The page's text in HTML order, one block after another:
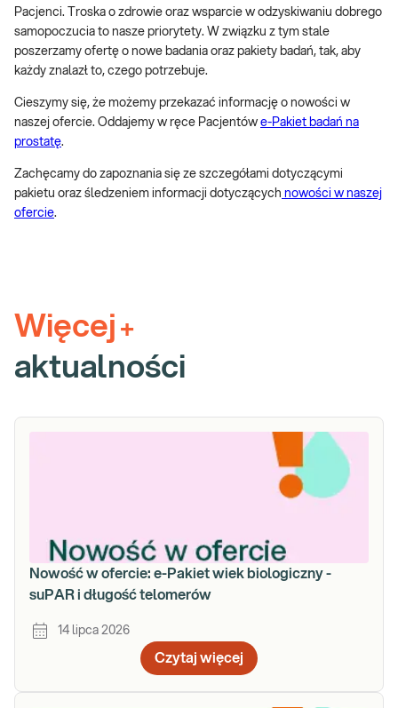
Pacjenci. Troska o zdrowie oraz wsparcie w odzyskiwaniu dobrego
samopoczucia to nasze priorytety. W związku z tym stale
poszerzamy ofertę o nowe badania oraz pakiety badań, tak, aby
każdy znalazł to, czego potrzebuje.
Cieszymy się, że możemy przekazać informację o nowości w
naszej ofercie. Oddajemy w ręce Pacjentów e-Pakiet badań na
prostatę.
Zachęcamy do zapoznania się ze szczegółami dotyczącymi
pakietu oraz śledzeniem informacji dotyczących nowości w naszej
ofercie.
Więcej +
aktualności
Nowość w ofercie: e-Pakiet wiek biologiczny -
suPAR i długość telomerów
14 lipca 2026
Czytaj więcej